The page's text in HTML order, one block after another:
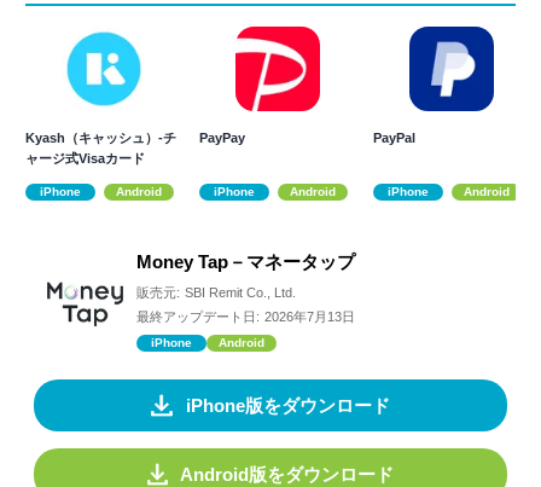
Kyash（キャッシュ）-チ
ャージ式Visaカード
iPhone Android
PayPay
iPhone Android
PayPal
iPhone Android
Money Tap－マネータップ
販売元: SBI Remit Co., Ltd.
最終アップデート日: 2026年7月13日
iPhone Android
iPhone版をダウンロード
Android版をダウンロード